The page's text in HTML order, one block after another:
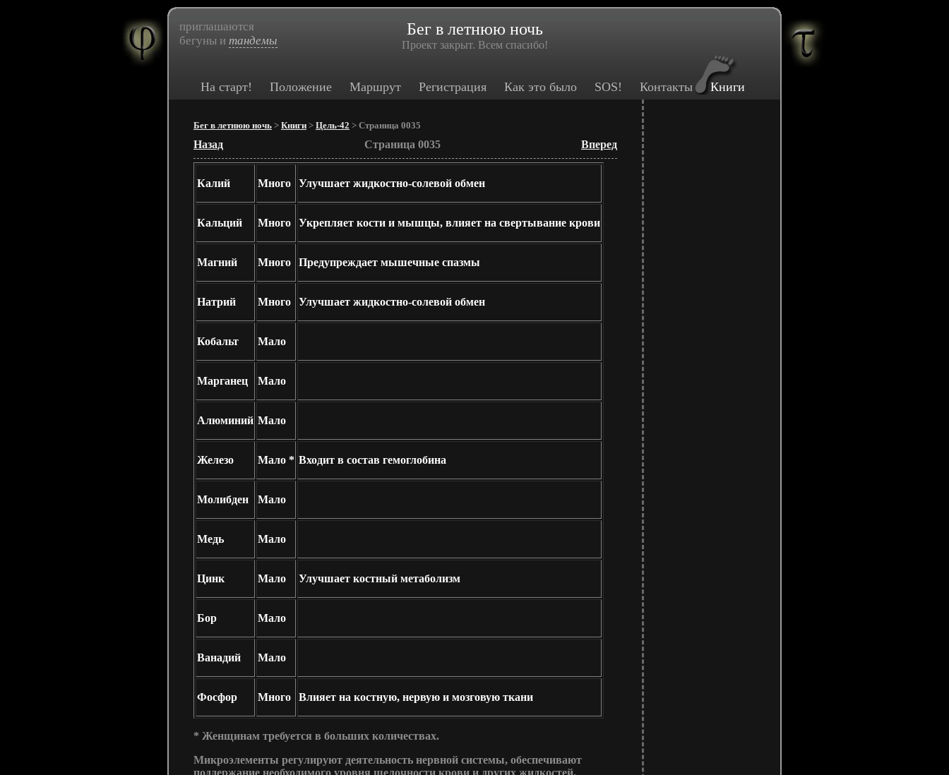
приглашаются
бегуны и тандемы
Бег в летнюю ночь
Проект закрыт. Всем спасибо!
На старт! Положение Маршрут Регистрация Как это было SOS! Контакты Книги
Бег в летнюю ночь > Книги > Цель-42 > Страница 0035
Назад Страница 0035 Вперед
Калий Много Улучшает жидкостно-солевой обмен
Кальций Много Укрепляет кости и мышцы, влияет на свертывание крови
Магний Много Предупреждает мышечные спазмы
Натрий Много Улучшает жидкостно-солевой обмен
Кобальт Мало
Марганец Мало
Алюминий Мало
Железо Мало * Входит в состав гемоглобина
Молибден Мало
Медь Мало
Цинк Мало Улучшает костный метаболизм
Бор Мало
Ванадий Мало
Фосфор Много Влияет на костную, нервую и мозговую ткани
* Женщинам требуется в больших количествах.
Микроэлементы регулируют деятельность нервной системы, обеспечивают
поддержание необходимого уровня щелочности крови и других жидкостей,